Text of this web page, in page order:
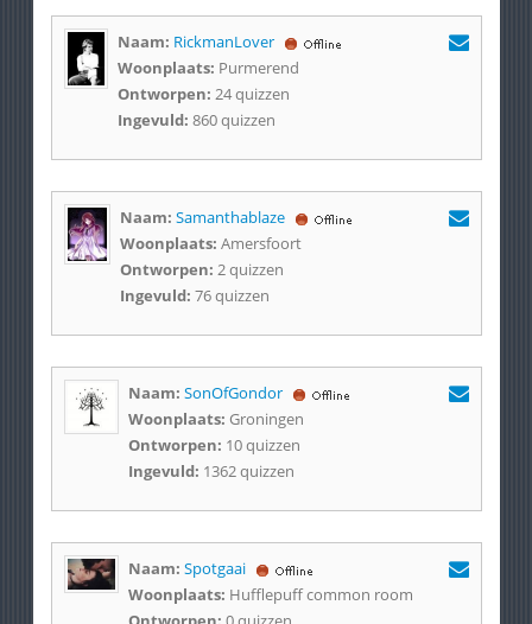
Naam: RickmanLover
Woonplaats: Purmerend
Ontworpen: 24 quizzen
Ingevuld: 860 quizzen
Naam: Samanthablaze
Woonplaats: Amersfoort
Ontworpen: 2 quizzen
Ingevuld: 76 quizzen
Naam: SonOfGondor
Woonplaats: Groningen
Ontworpen: 10 quizzen
Ingevuld: 1362 quizzen
Naam: Spotgaai
Woonplaats: Hufflepuff common room